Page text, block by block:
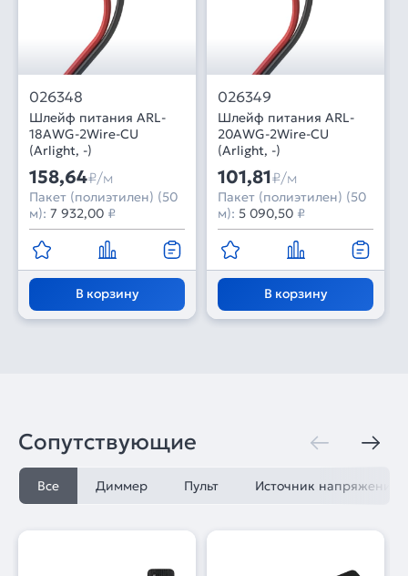
026348
Шлейф питания ARL-
18AWG-2Wire-CU
(Arlight, -)
158,64₽/м
Пакет (полиэтилен) (50
м): 7 932,00 ₽
В корзину
026349
Шлейф питания ARL-
20AWG-2Wire-CU
(Arlight, -)
101,81₽/м
Пакет (полиэтилен) (50
м): 5 090,50 ₽
В корзину
Сопутствующие
Все Диммер Пульт Источник напряжения